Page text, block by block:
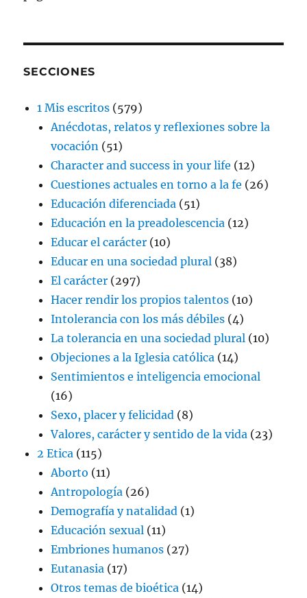
SECCIONES
1 Mis escritos (579)
Anécdotas, relatos y reflexiones sobre la
vocación (51)
Character and success in your life (12)
Cuestiones actuales en torno a la fe (26)
Educación diferenciada (51)
Educación en la preadolescencia (12)
Educar el carácter (10)
Educar en una sociedad plural (38)
El carácter (297)
Hacer rendir los propios talentos (10)
Intolerancia con los más débiles (4)
La tolerancia en una sociedad plural (10)
Objeciones a la Iglesia católica (14)
Sentimientos e inteligencia emocional
(16)
Sexo, placer y felicidad (8)
Valores, carácter y sentido de la vida (23)
2 Etica (115)
Aborto (11)
Antropología (26)
Demografía y natalidad (1)
Educación sexual (11)
Embriones humanos (27)
Eutanasia (17)
Otros temas de bioética (14)